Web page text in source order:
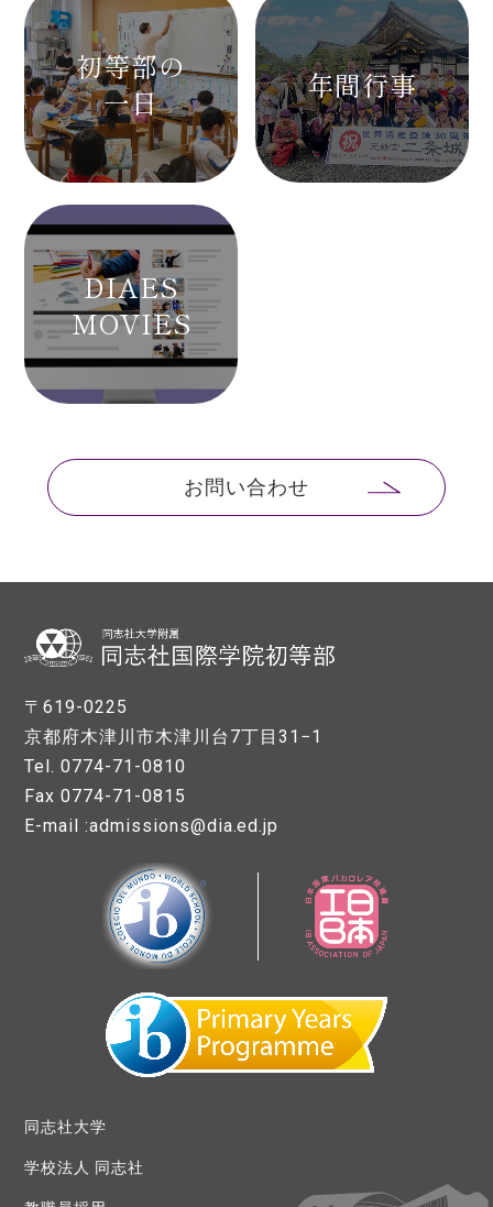
初等部の
一日
年間行事
DIAES
MOVIES
お問い合わせ
〒619-0225
京都府木津川市木津川台7丁目31−1
Tel. 0774-71-0810
Fax 0774-71-0815
E-mail :admissions@dia.ed.jp
同志社大学
学校法人 同志社